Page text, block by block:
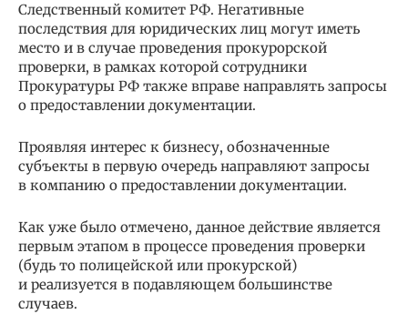
Следственный комитет РФ. Негативные
последствия для юридических лиц могут иметь
место и в случае проведения прокурорской
проверки, в рамках которой сотрудники
Прокуратуры РФ также вправе направлять запросы
о предоставлении документации.
Проявляя интерес к бизнесу, обозначенные
субъекты в первую очередь направляют запросы
в компанию о предоставлении документации.
Как уже было отмечено, данное действие является
первым этапом в процессе проведения проверки
(будь то полицейской или прокурской)
и реализуется в подавляющем большинстве
случаев.